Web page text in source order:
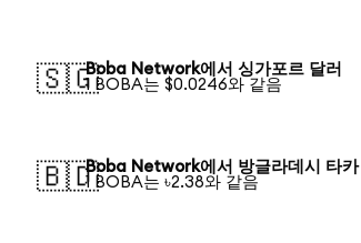
🇸🇬Boba Network에서 싱가포르 달러
1 BOBA는 $0.0246와 같음
🇧🇩Boba Network에서 방글라데시 타카
1 BOBA는 ৳2.38와 같음